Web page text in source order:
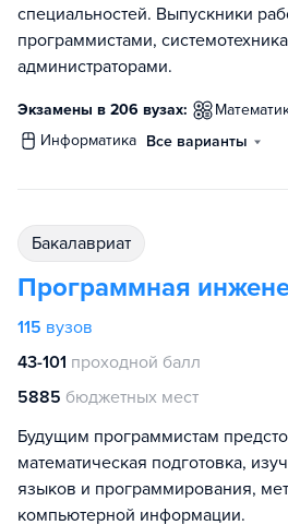
специальностей. Выпускники
программистами,
администраторами.
Экзамены в 206 вузах:
информатика Все варианты
бакалавриат
Программная
115 вузов
43-101 проходной балл
5885 бюджетных мест
Будущим программистам
математическая подготовка,
языков и программирования,
компьютерной информации.